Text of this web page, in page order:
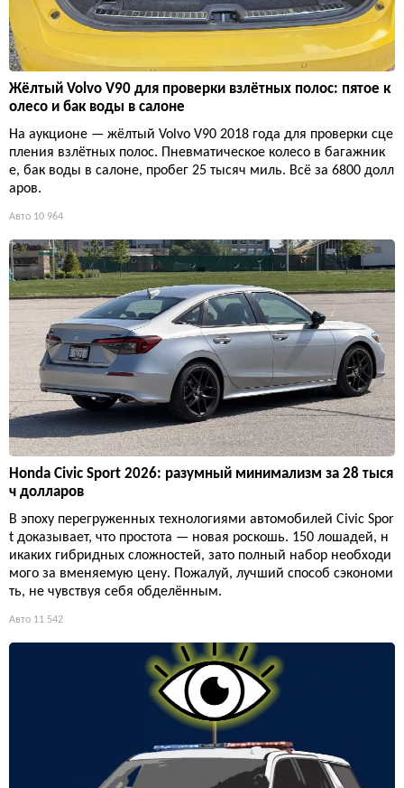
Жёлтый Volvo V90 для проверки взлётных полос: пятое к
олесо и бак воды в салоне
На аукционе — жёлтый Volvo V90 2018 года для проверки сце
пления взлётных полос. Пневматическое колесо в багажник
е, бак воды в салоне, пробег 25 тысяч миль. Всё за 6800 долл
аров.
Авто 10 964
Honda Civic Sport 2026: разумный минимализм за 28 тыся
ч долларов
В эпоху перегруженных технологиями автомобилей Civic Spor
t доказывает, что простота — новая роскошь. 150 лошадей, н
икаких гибридных сложностей, зато полный набор необходи
мого за вменяемую цену. Пожалуй, лучший способ сэкономи
ть, не чувствуя себя обделённым.
Авто 11 542